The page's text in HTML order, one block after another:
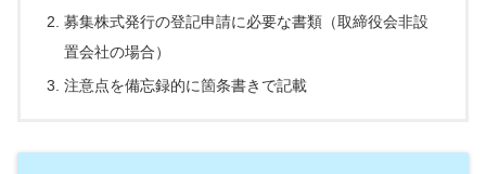
募集株式発行の登記申請に必要な書類（取締役会非設
置会社の場合）
注意点を備忘録的に箇条書きで記載